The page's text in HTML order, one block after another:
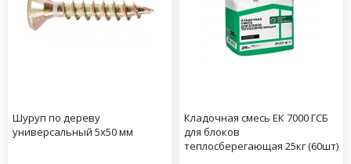
Шуруп по дереву
универсальный 5х50 мм
Кладочная смесь ЕК 7000 ГСБ
для блоков
теплосберегающая 25кг (60шт)